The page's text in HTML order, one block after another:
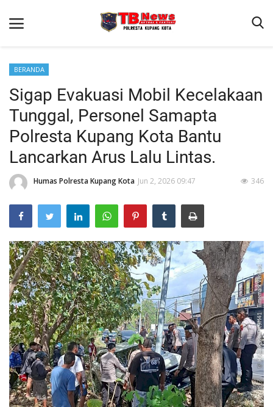
Beranda
Binkam
Terms & Conditions
Reskrim
Lantas
Mitra Polisi
Giat Ops
Polisi Kita
BERANDA
Sigap Evakuasi Mobil Kecelakaan
Tunggal, Personel Samapta
Polresta Kupang Kota Bantu
Lancarkan Arus Lalu Lintas.
Humas Polresta Kupang Kota Jun 2, 2026 09:47 346